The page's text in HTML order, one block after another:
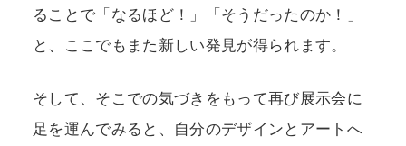
ることで「なるほど！」「そうだったのか！」
と、ここでもまた新しい発見が得られます。
そして、そこでの気づきをもって再び展示会に
足を運んでみると、自分のデザインとアートへ